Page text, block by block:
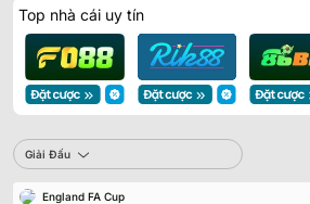
Top nhà cái uy tín
Giải Đấu
England FA Cup
Giải Đấu